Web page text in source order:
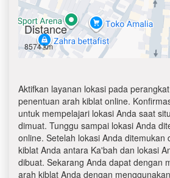
Distance
8574 km
Aktifkan layanan lokasi pada
penentuan arah kiblat online.
untuk mempelajari lokasi Anda saat
dimuat. Tunggu sampai lokasi Anda
online. Setelah lokasi Anda ditemukan
kiblat Anda antara Ka'bah dan lokasi
dibuat. Sekarang Anda dapat dengan
arah kiblat Anda dengan